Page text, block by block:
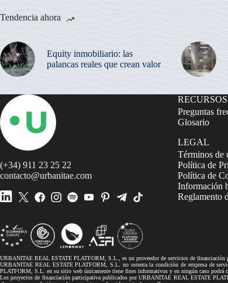
Tendencia ahora
Equity inmobiliario: las
palancas reales que crean valor
(+34) 911 23 25 22
contacto@urbanitae.com
RECURSOS
Preguntas
Glosario
LEGAL
Términos de
Política de
Política de
Información
Reglamento
URBANITAE REAL ESTATE PLATFORM, S.L., es un proveedor de servicios de financiación
URBANITAE REAL ESTATE PLATFORM, S.L. no ostenta la condición de empresa de
PLATFORM, S.L. en su sitio web únicamente tiene fines informativos y en ningún caso podrá
Los proyectos de financiación participativa publicados por URBANITAE REAL ESTATE